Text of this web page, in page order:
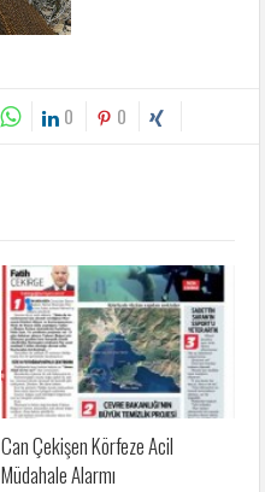
0 0
Can Çekişen Körfeze Acil
Müdahale Alarmı